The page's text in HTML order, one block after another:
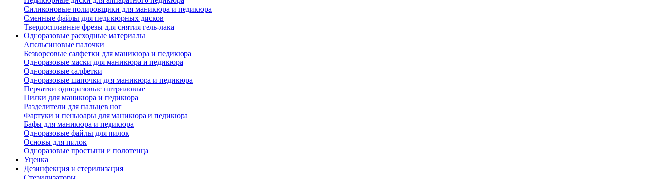
Силиконовые полировщики для маникюра и педикюра
Сменные файлы для педикюрных дисков
Твердосплавные фрезы для снятия гель-лака
Одноразовые расходные материалы
Апельсиновые палочки
Безворсовые салфетки для маникюра и педикюра
Одноразовые маски для маникюра и педикюра
Одноразовые салфетки
Одноразовые шапочки для маникюра и педикюра
Перчатки одноразовые нитриловые
Пилки для маникюра и педикюра
Разделители для пальцев ног
Фартуки и пеньюары для маникюра и педикюра
Бафы для маникюра и педикюра
Одноразовые файлы для пилок
Основы для пилок
Одноразовые простыни и полотенца
Уценка
Дезинфекция и стерилизация
Стерилизаторы